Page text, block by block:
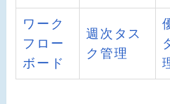
ワーク
フロー
ボード
週次タス
ク管理